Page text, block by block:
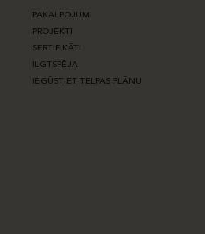
PAKALPOJUMI
PROJEKTI
SERTIFIKĀTI
ILGTSPĒJA
IEGŪSTIET TELPAS PLĀNU